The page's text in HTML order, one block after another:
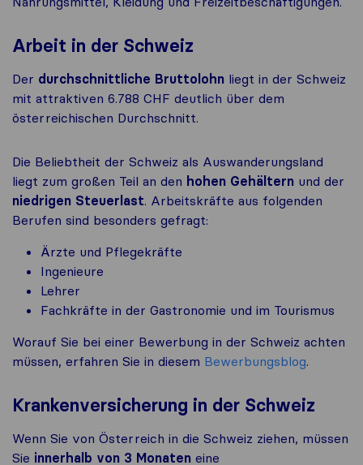
Arbeit in der Schweiz
Der durchschnittliche Bruttolohn liegt in der Schweiz
mit attraktiven 6.788 CHF deutlich über dem
österreichischen Durchschnitt.
Die Beliebtheit der Schweiz als Auswanderungsland
liegt zum großen Teil an den hohen Gehältern und der
niedrigen Steuerlast. Arbeitskräfte aus folgenden
Berufen sind besonders gefragt:
Ärzte und Pflegekräfte
Ingenieure
Lehrer
Fachkräfte in der Gastronomie und im Tourismus
Worauf Sie bei einer Bewerbung in der Schweiz achten
müssen, erfahren Sie in diesem Bewerbungsblog.
Krankenversicherung in der Schweiz
Wenn Sie von Österreich in die Schweiz ziehen, müssen
Sie innerhalb von 3 Monaten eine